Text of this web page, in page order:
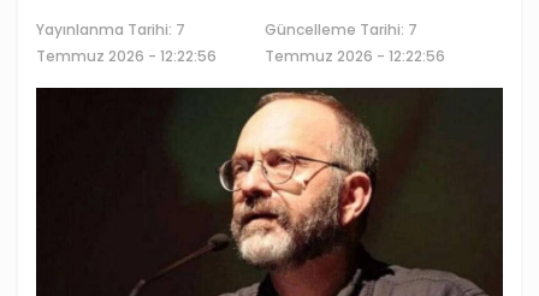
Yayınlanma Tarihi: 7
Temmuz 2026 - 12:22:56
Güncelleme Tarihi: 7
Temmuz 2026 - 12:22:56